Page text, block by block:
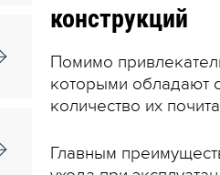
конструкций
Помимо
которыми обладают
количество их
Главным